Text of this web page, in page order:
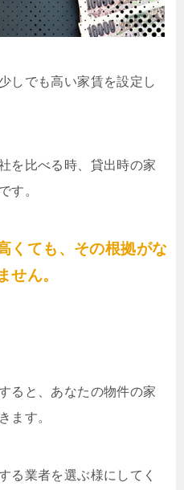
しでも高い家賃を設定し
を比べる時、貸出時の家
す。
くても、その根拠がな
せん。
ると、あなたの物件の家
ます。
る業者を選ぶ様にしてく